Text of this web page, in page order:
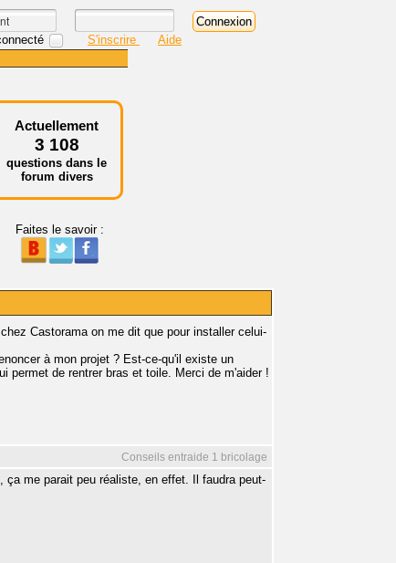
S'inscrire Aide
Actuellement
3 108
questions dans le
forum divers
Faites le savoir :
Castorama on me dit que pour installer celui-
à mon projet ? Est-ce-qu'il existe un
permet de rentrer bras et toile. Merci de m'aider !
Conseils entraide 1 bricolage
ça me parait peu réaliste, en effet. Il faudra peut-